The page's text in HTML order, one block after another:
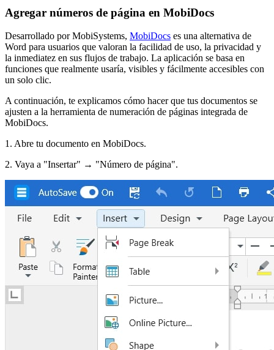
Agregar números de página en MobiDocs
Desarrollado por MobiSystems, MobiDocs es una alternativa de
Word para usuarios que valoran la facilidad de uso, la privacidad y
la inmediatez en sus flujos de trabajo. La aplicación se basa en
funciones que realmente usaría, visibles y fácilmente accesibles con
un solo clic.
A continuación, te explicamos cómo hacer que tus documentos se
ajusten a la herramienta de numeración de páginas integrada de
MobiDocs.
1. Abre tu documento en MobiDocs.
2. Vaya a "Insertar" → "Número de página".